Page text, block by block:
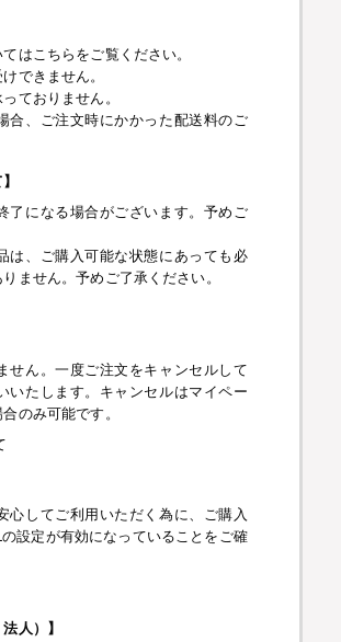
はこちらをご覧ください。
できません。
ておりません。
合、ご注文時にかかった配送料のご
了になる場合がございます。予めご
は、ご購入可能な状態にあっても必
ません。予めご了承ください。
せん。一度ご注文をキャンセルして
いたします。キャンセルはマイペー
のみ可能です。
心してご利用いただく為に、ご購入
設定が有効になっていることをご確
人）】